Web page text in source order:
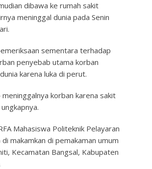
dibawa ke rumah sakit
meninggal dunia pada Senin
sementara terhadap
penyebab utama korban
karena luka di perut.
meninggalnya korban karena sakit
Mahasiswa Politeknik Pelayaran
makamkan di pemakaman umum
Kecamatan Bangsal, Kabupaten